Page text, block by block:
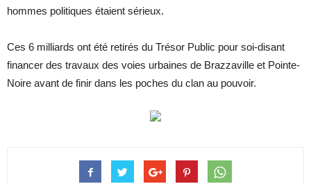
hommes politiques étaient sérieux.
Ces 6 milliards ont été retirés du Trésor Public pour soi-disant
financer des travaux des voies urbaines de Brazzaville et Pointe-
Noire avant de finir dans les poches du clan au pouvoir.